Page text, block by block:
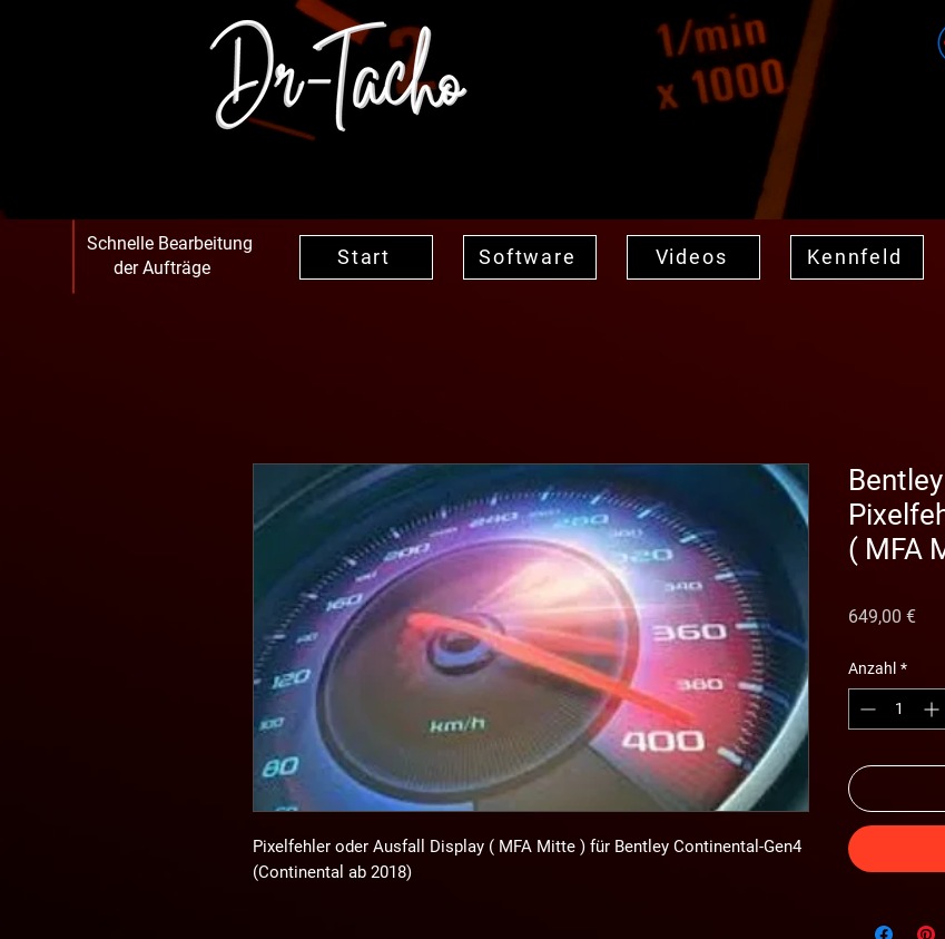
Schnelle Bearbeitung
der Aufträge
Start Software Videos Kennfeld
Pixelfehler oder Ausfall Display ( MFA Mitte ) für Bentley Continental-Gen4
(Continental ab 2018)
( MFA
649,00 €Preis
Anzahl *